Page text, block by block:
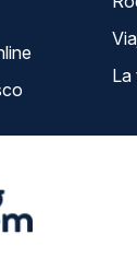
Online